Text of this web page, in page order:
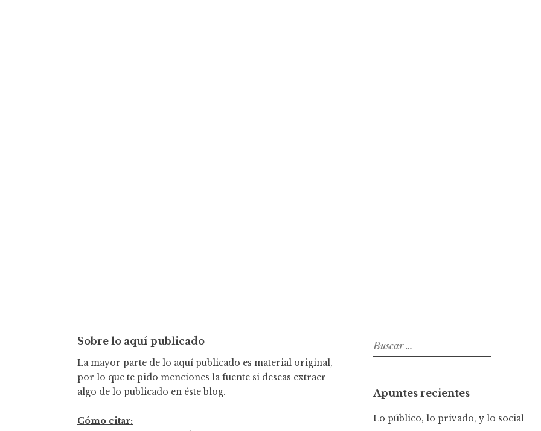
Sobre lo aquí publicado
La mayor parte de lo aquí publicado es material original,
por lo que te pido menciones la fuente si deseas extraer
algo de lo publicado en éste blog.
Cómo citar:
B
u
a
r
Apuntes recientes
Lo público, lo privado, y lo social